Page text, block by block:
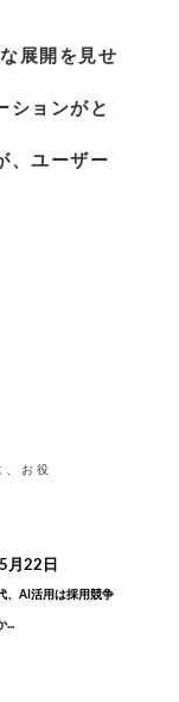
展開を見せ
ションがと
、ユーザー
、お役
月22日
、AI活用は採用競争
...